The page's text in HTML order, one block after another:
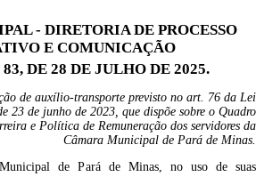
- DIRETORIA DE PROCESSO
E COMUNICAÇÃO
DE 28 DE JULHO DE 2025.
de auxílio-transporte previsto no art. 76 da Lei
23 de junho de 2023, que dispõe sobre o Quadro
e Política de Remuneração dos servidores da
Câmara Municipal de Pará de Minas.
de Pará de Minas, no uso de suas